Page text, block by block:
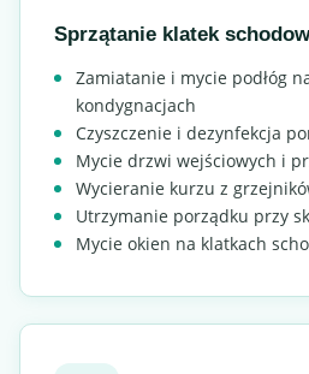
Sprzątanie klatek
Zamiatanie i mycie podłóg
kondygnacjach
Czyszczenie i dezynfekcja
Mycie drzwi wejściowych i
Wycieranie kurzu z
Utrzymanie porządku przy
Mycie okien na klatkach